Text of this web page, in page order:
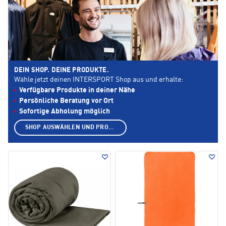
DEIN SHOP. DEINE PRODUKTE.
Wähle jetzt deinen INTERSPORT Shop aus und erhalte:
Verfügbare Produkte in deiner Nähe
Persönliche Beratung vor Ort
Sofortige Abholung möglich
SHOP AUSWÄHLEN UND PRODUKTE ANZEIGEN